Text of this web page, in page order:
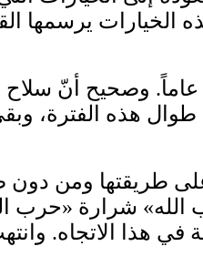
للتذكير، بقي الأميركيون يمنعون إسرائيل من
طوال هذه
كانت إسرائيل تطمح دائماً إلى أن تحظى
«حزب الله» شرارة